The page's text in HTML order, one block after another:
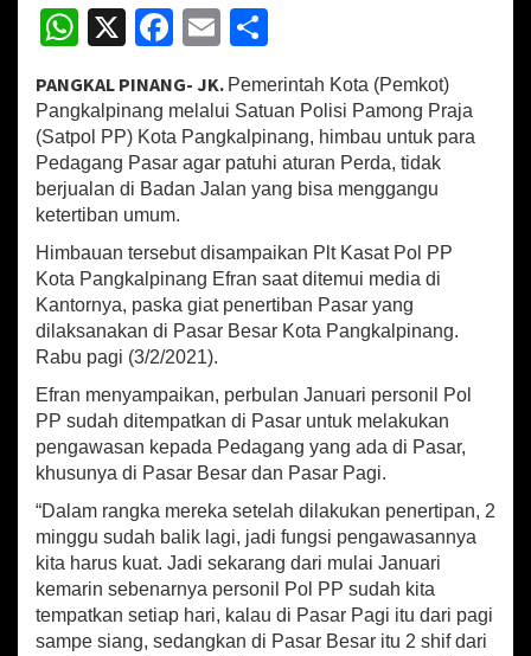
n
g
a
p
i
n
n
g
,
H
i
m
b
u
P
a
r
P
e
d
a
g
a
W
at
sA
p
p
X
Fa
b
o
o
k
E
m
ai
l
h
ar
e
PANGKAL PINANG- JK. Pemerintah Kota (Pemkot)
Pangkalpinang melalui Satuan Polisi Pamong Praja
(Satpol PP) Kota Pangkalpinang, himbau untuk para
Pedagang Pasar agar patuhi aturan Perda, tidak
berjualan di Badan Jalan yang bisa menggangu
ketertiban umum.
Himbauan tersebut disampaikan Plt Kasat Pol PP
Kota Pangkalpinang Efran saat ditemui media di
Kantornya, paska giat penertiban Pasar yang
dilaksanakan di Pasar Besar Kota Pangkalpinang.
Rabu pagi (3/2/2021).
Efran menyampaikan, perbulan Januari personil Pol
PP sudah ditempatkan di Pasar untuk melakukan
pengawasan kepada Pedagang yang ada di Pasar,
khusunya di Pasar Besar dan Pasar Pagi.
“Dalam rangka mereka setelah dilakukan penertipan, 2
minggu sudah balik lagi, jadi fungsi pengawasannya
kita harus kuat. Jadi sekarang dari mulai Januari
kemarin sebenarnya personil Pol PP sudah kita
tempatkan setiap hari, kalau di Pasar Pagi itu dari pagi
sampe siang, sedangkan di Pasar Besar itu 2 shif dari